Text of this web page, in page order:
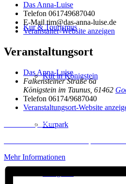
Kur & Tourismus
Kur in Königstein
Kurpark
Das Anna-Luise
Telefon 061749687040
E-Mail tim@das-anna-luise.de
Veranstalter-Website anzeigen
Veranstaltungsort
Das Anna-Luise
Falkensteiner Straße 6a
Königstein im Taunus 61462
Telefon 06174/9687040
Veranstaltungsort-Website
Inhalt entsperren
Mehr Informationen